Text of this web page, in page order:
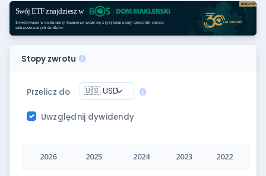
Stopy zwrotu
Przelicz do
Uwzględnij dywidendy
2026 2025 2024 2023 2022